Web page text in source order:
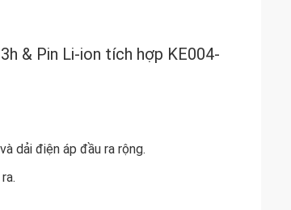
& Pin Li-ion tích hợp KE004-
dải điện áp đầu ra rộng.